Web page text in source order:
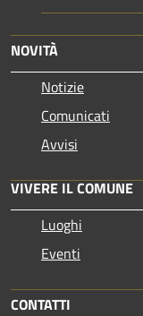
NOVITÀ
Notizie
Comunicati
Avvisi
VIVERE IL COMUNE
Luoghi
Eventi
CONTATTI